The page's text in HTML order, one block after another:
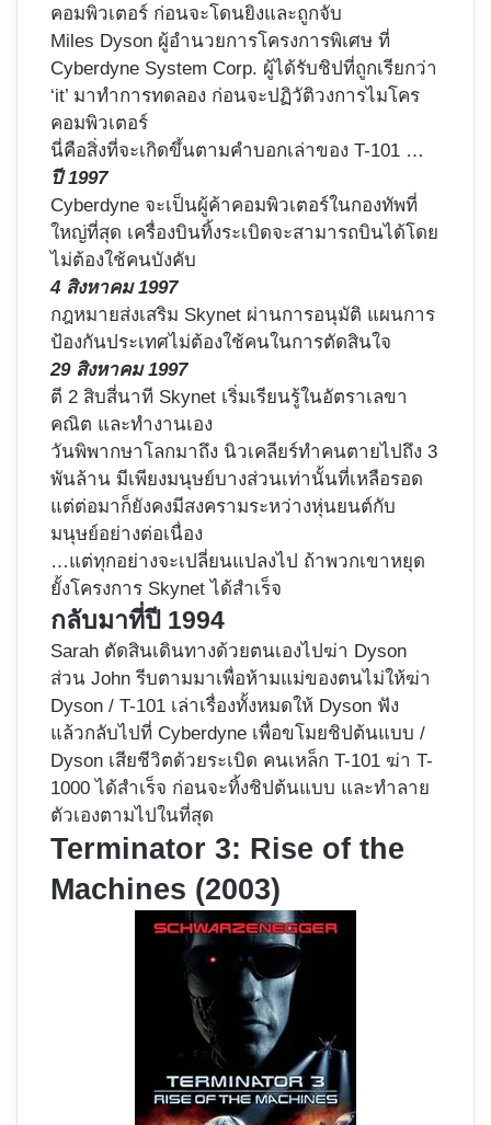
คอมพิวเตอร์ ก่อนจะโดนยิงและถูกจับ
Miles Dyson ผู้อำนวยการโครงการพิเศษ ที่
Cyberdyne System Corp. ผู้ได้รับชิปที่ถูกเรียกว่า
‘it’ มาทำการทดลอง ก่อนจะปฏิวัติวงการไมโคร
คอมพิวเตอร์
นี่คือสิ่งที่จะเกิดขึ้นตามคำบอกเล่าของ T-101 …
ปี 1997
Cyberdyne จะเป็นผู้ค้าคอมพิวเตอร์ในกองทัพที่
ใหญ่ที่สุด เครื่องบินทิ้งระเบิดจะสามารถบินได้โดย
ไม่ต้องใช้คนบังคับ
4 สิงหาคม 1997
กฎหมายส่งเสริม Skynet ผ่านการอนุมัติ แผนการ
ป้องกันประเทศไม่ต้องใช้คนในการตัดสินใจ
29 สิงหาคม 1997
ตี 2 สิบสี่นาที Skynet เริ่มเรียนรู้ในอัตราเลขา
คณิต และทำงานเอง
วันพิพากษาโลกมาถึง นิวเคลียร์ทำคนตายไปถึง 3
พันล้าน มีเพียงมนุษย์บางส่วนเท่านั้นที่เหลือรอด
แต่ต่อมาก็ยังคงมีสงครามระหว่างหุ่นยนต์กับ
มนุษย์อย่างต่อเนื่อง
…แต่ทุกอย่างจะเปลี่ยนแปลงไป ถ้าพวกเขาหยุด
ยั้งโครงการ Skynet ได้สำเร็จ
กลับมาที่ปี 1994
Sarah ตัดสินเดินทางด้วยตนเองไปฆ่า Dyson
ส่วน John รีบตามมาเพื่อห้ามแม่ของตนไม่ให้ฆ่า
Dyson / T-101 เล่าเรื่องทั้งหมดให้ Dyson ฟัง
แล้วกลับไปที่ Cyberdyne เพื่อขโมยชิปต้นแบบ /
Dyson เสียชีวิตด้วยระเบิด คนเหล็ก T-101 ฆ่า T-
1000 ได้สำเร็จ ก่อนจะทิ้งชิปต้นแบบ และทำลาย
ตัวเองตามไปในที่สุด
Terminator 3: Rise of the
Machines (2003)